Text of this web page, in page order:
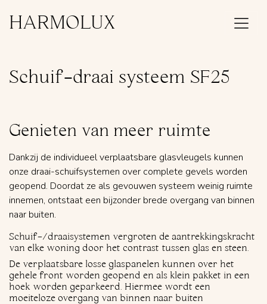
HARMOLUX
Schuif-draai systeem SF25
Genieten van meer ruimte
Dankzij de individueel verplaatsbare glasvleugels kunnen
onze draai-schuifsystemen over complete gevels worden
geopend. Doordat ze als gevouwen systeem weinig ruimte
innemen, ontstaat een bijzonder brede overgang van binnen
naar buiten.
Schuif-/draaisystemen vergroten de aantrekkingskracht
van elke woning door het contrast tussen glas en steen.
De verplaatsbare losse glaspanelen kunnen over het
gehele front worden geopend en als klein pakket in een
hoek worden geparkeerd. Hiermee wordt een
moeiteloze overgang van binnen naar buiten